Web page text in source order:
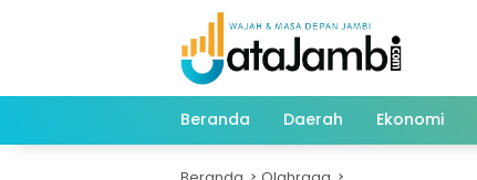
Beranda Daerah Ekonomi